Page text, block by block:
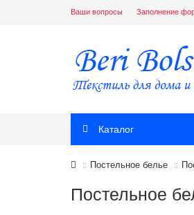
Ваши вопросы Заполнение
Каталог
Постельное белье
Постельное